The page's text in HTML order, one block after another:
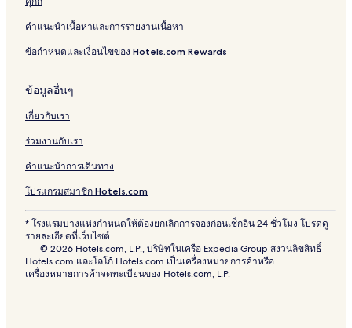
คำแนะนำเนื้อหาและการรายงานเนื้อหา
ข้อกำหนดและเงื่อนไขของ Hotels.com Rewards
ข้อมูลอื่นๆ
เกี่ยวกับเรา
ร่วมงานกับเรา
คำแนะนำการเดินทาง
โปรแกรมสมาชิก Hotels.com
* โรงแรมบางแห่งกำหนดให้ต้องยกเลิกการจองก่อนเช็กอิน 24 ชั่วโมง โปรดดู
รายละเอียดที่เว็บไซต์
© 2026 Hotels.com, L.P., บริษัทในเครือ Expedia Group สงวนลิขสิทธิ์
Hotels.com และโลโก้ Hotels.com เป็นเครื่องหมายการค้าหรือ
เครื่องหมายการค้าจดทะเบียนของ Hotels.com, L.P.